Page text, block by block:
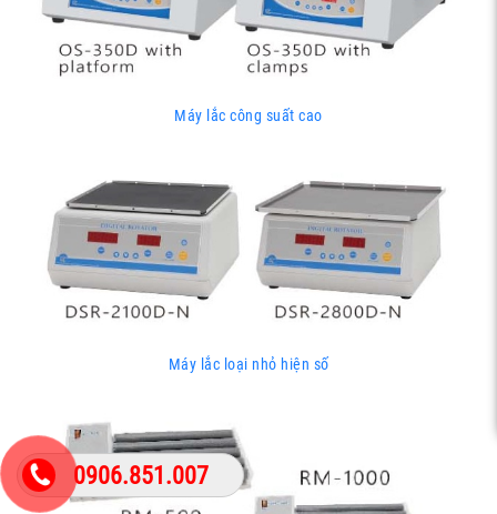
Máy lắc công suất cao
Máy lắc loại nhỏ hiện số
0906.851.007